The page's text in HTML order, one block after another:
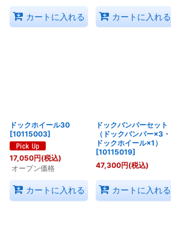
カートに入れる カートに入れる
ドックホイール30
[10115003]
17,050円(税込)
オープン価格
カートに入れる
ドックバンパーセット
（ドックバンパー×3・
ドックホイール×1）
[10115019]
47,300円(税込)
カートに入れる